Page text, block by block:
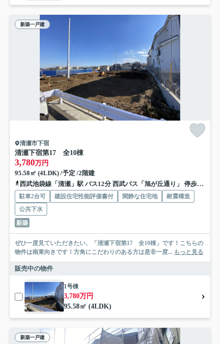
新築一戸建
清瀬市下宿
清瀬下宿第17 全10棟
3,780万円
95.58㎡ (4LDK) /予定 /2階建
西武池袋線「清瀬」駅 バス12分 西武バス「旭が丘通り」 停歩10分
駐車2台可 建設住宅性能評価書付 閑静な住宅地
耐震構造
公共下水
新築
ぜひ一度見ていただきたい、「清瀬下宿第17 全10棟」です！こちらの
物件は南東向きです！方角にこだわりのある方は是非一度... もっと見る
販売中の物件
1号棟
3,780万円
95.58㎡ (4LDK)
新築一戸建